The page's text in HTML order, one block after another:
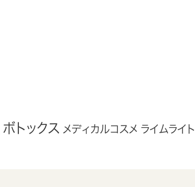
ボトックス メディカルコスメ ライムライト